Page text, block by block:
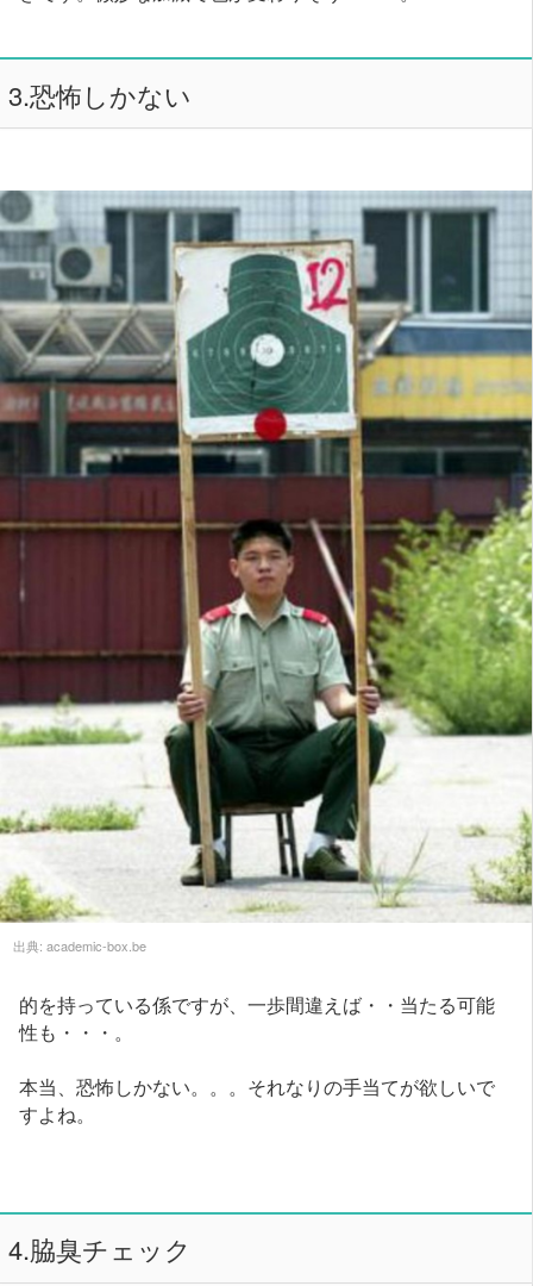
3.恐怖しかない
出典: academic-box.be
的を持っている係ですが、一歩間違えば・・当たる可能
性も・・・。
本当、恐怖しかない。。。それなりの手当てが欲しいで
すよね。
4.脇臭チェック